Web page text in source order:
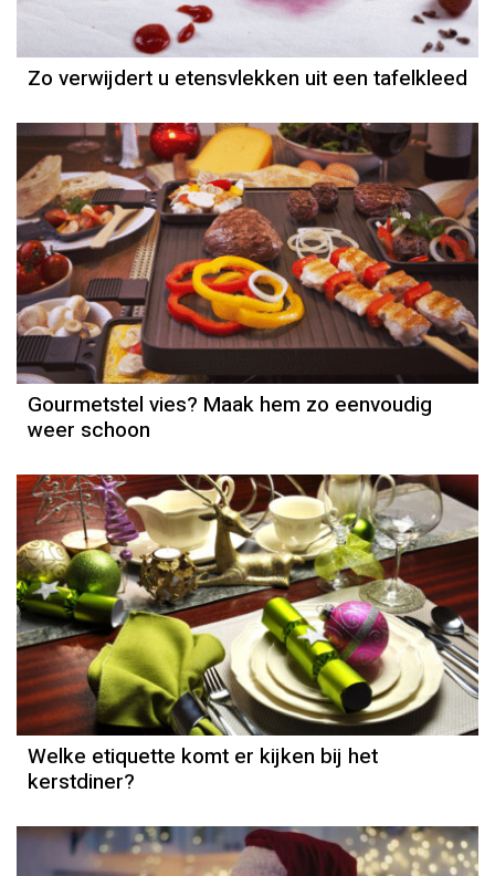
Zo verwijdert u etensvlekken uit een tafelkleed
Gourmetstel vies? Maak hem zo eenvoudig
weer schoon
Welke etiquette komt er kijken bij het
kerstdiner?